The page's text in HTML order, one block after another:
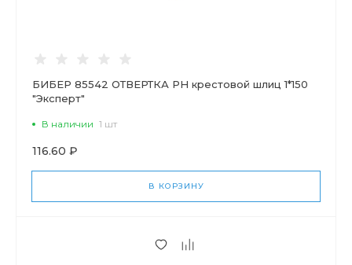
БИБЕР 85542 ОТВЕРТКА PH крестовой шлиц 1*150
"Эксперт"
В наличии 1 шт
116.60 ₽
В КОРЗИНУ